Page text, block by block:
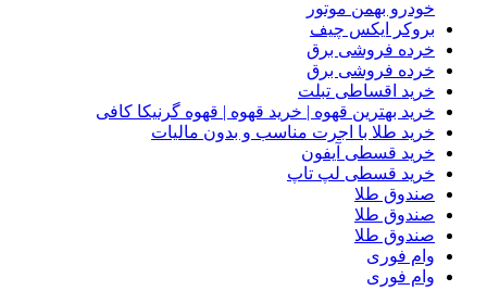
خودرو بهمن موتور
بروکر ایکس چیف
خرده فروشی برق
خرده فروشی برق
خرید اقساطی تبلت
خرید بهترین قهوه | خرید قهوه | قهوه گرنیکا کافی
خرید طلا با اجرت مناسب و بدون مالیات
خرید قسطی آیفون
خرید قسطی لپ تاپ
صندوق طلا
صندوق طلا
صندوق طلا
وام فوری
وام فوری